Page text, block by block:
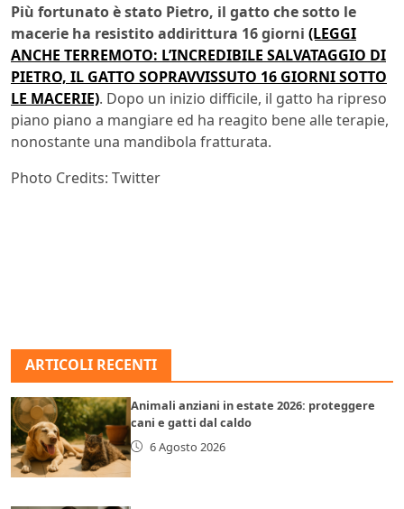
Più fortunato è stato Pietro, il gatto che sotto le
macerie ha resistito addirittura 16 giorni (LEGGI
ANCHE TERREMOTO: L’INCREDIBILE SALVATAGGIO DI
PIETRO, IL GATTO SOPRAVVISSUTO 16 GIORNI SOTTO
LE MACERIE). Dopo un inizio difficile, il gatto ha ripreso
piano piano a mangiare ed ha reagito bene alle terapie,
nonostante una mandibola fratturata.
Photo Credits: Twitter
ARTICOLI RECENTI
Animali anziani in estate 2026: proteggere
cani e gatti dal caldo
6 Agosto 2026